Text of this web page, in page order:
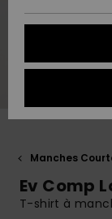
AIDE &
CONTACT
COLLECTION
CARTE
CADEAU
Manches
Ev Comp
T-shirt à